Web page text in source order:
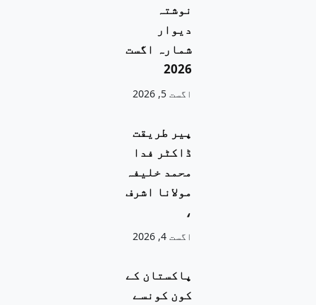
نوشتہ
دیوار
شمارہ اگست
2026
اگست 5, 2026
پیر طریقت
ڈاکٹر فدا
محمد خلیفہ
مولانا اشرف
،
اگست 4, 2026
پاکستان کے
کون کونسے